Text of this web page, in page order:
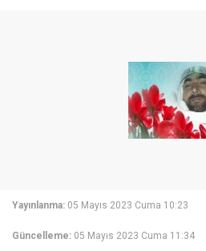
Yayınlanma: 05 Mayıs 2023 Cuma 10:23
Güncelleme: 05 Mayıs 2023 Cuma 11:34